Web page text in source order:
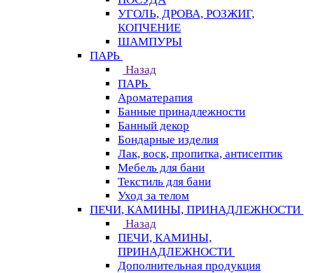
УГОЛЬ, ДРОВА, РОЗЖИГ,
КОПЧЕНИЕ
ШАМПУРЫ
ПАРЬ
Назад
ПАРЬ
Ароматерапия
Банные принадлежности
Банный декор
Бондарные изделия
Лак, воск, пропитка, антисептик
Мебель для бани
Текстиль для бани
Уход за телом
ПЕЧИ, КАМИНЫ, ПРИНАДЛЕЖНОСТИ
Назад
ПЕЧИ, КАМИНЫ,
ПРИНАДЛЕЖНОСТИ
Дополнительная продукция